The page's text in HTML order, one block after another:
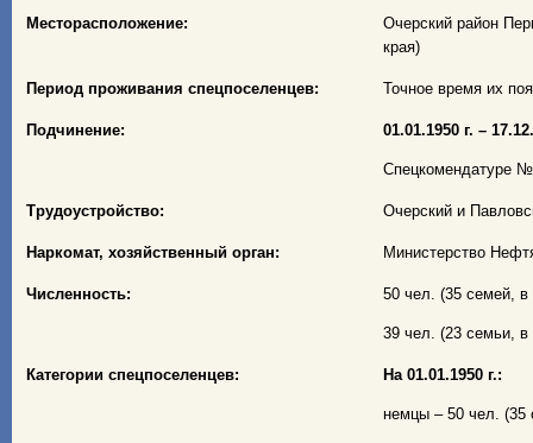
Месторасположение:
Очерский район
края)
Период проживания спецпоселенцев: Точное время их
Подчинение: 01.01.1950 г. –
Спецкомендатуре №
Трудоустройство: Очерский и
Наркомат, хозяйственный орган: Министерство
Численность: 50 чел. (35 семей,
39 чел. (23 семьи,
Категории спецпоселенцев: На 01.01.1950 г.:
немцы – 50 чел. (35